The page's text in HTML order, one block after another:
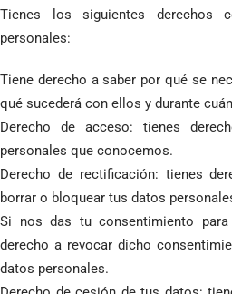
Tienes los siguientes derechos
personales:
Tiene derecho a saber por qué se
qué sucederá con ellos y durante
Derecho de acceso: tienes
personales que conocemos.
Derecho de rectificación: tienes
borrar o bloquear tus datos
Si nos das tu consentimiento
derecho a revocar dicho
datos personales.